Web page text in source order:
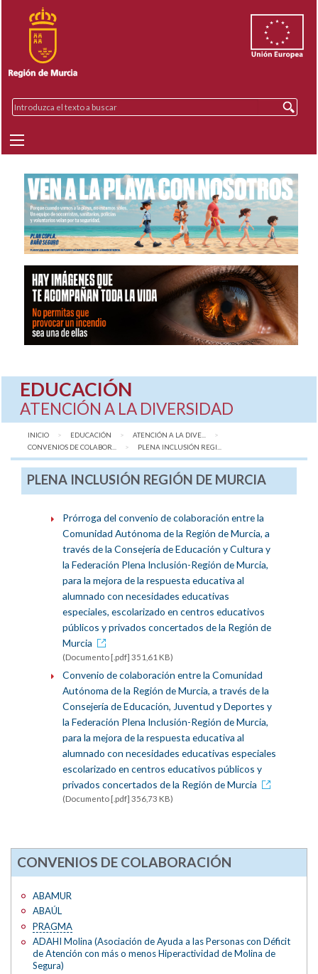
EDUCACIÓN
ATENCIÓN A LA DIVERSIDAD
INICIO EDUCACIÓN
ATENCIÓN A LA DIVE...
CONVENIOS DE COLABOR...
AQUÍ:
PLENA INCLUSIÓN REGI...
PLENA INCLUSIÓN REGIÓN DE MURCIA
Prórroga del convenio de colaboración entre la
Comunidad Autónoma de la Región de Murcia, a
través de la Consejería de Educación y Cultura y
la Federación Plena Inclusión-Región de Murcia,
para la mejora de la respuesta educativa al
alumnado con necesidades educativas
especiales, escolarizado en centros educativos
públicos y privados concertados de la Región de
Murcia
(Documento [.pdf] 351,61 KB)
Convenio de colaboración entre la Comunidad
Autónoma de la Región de Murcia, a través de la
Consejería de Educación, Juventud y Deportes y
la Federación Plena Inclusión-Región de Murcia,
para la mejora de la respuesta educativa al
alumnado con necesidades educativas especiales
escolarizado en centros educativos públicos y
privados concertados de la Región de Murcia
(Documento [.pdf] 356,73 KB)
CONVENIOS DE COLABORACIÓN
ABAMUR
ABAÚL
PRAGMA
ADAHI Molina (Asociación de Ayuda a las Personas con Déficit
de Atención con más o menos Hiperactividad de Molina de
Segura)